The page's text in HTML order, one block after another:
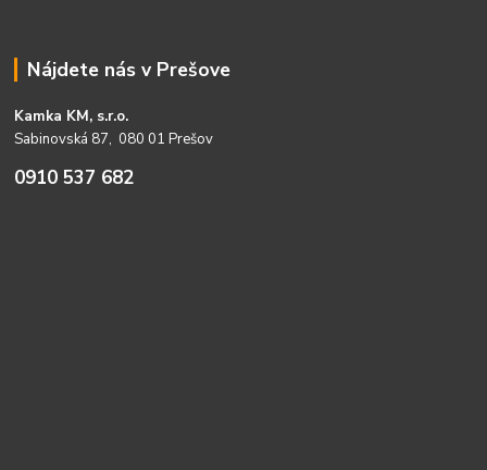
Nájdete nás v Prešove
Kamka KM, s.r.o.
Sabinovská 87, 080 01 Prešov
0910 537 682